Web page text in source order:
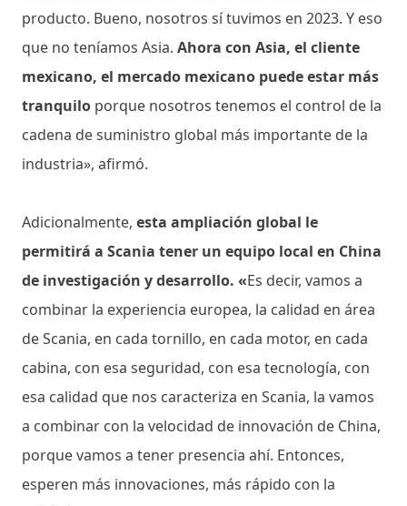
producto. Bueno, nosotros sí tuvimos en 2023. Y eso
que no teníamos Asia. Ahora con Asia, el cliente
mexicano, el mercado mexicano puede estar más
tranquilo porque nosotros tenemos el control de la
cadena de suministro global más importante de la
industria», afirmó.
Adicionalmente, esta ampliación global le
permitirá a Scania tener un equipo local en China
de investigación y desarrollo. «Es decir, vamos a
combinar la experiencia europea, la calidad en área
de Scania, en cada tornillo, en cada motor, en cada
cabina, con esa seguridad, con esa tecnología, con
esa calidad que nos caracteriza en Scania, la vamos
a combinar con la velocidad de innovación de China,
porque vamos a tener presencia ahí. Entonces,
esperen más innovaciones, más rápido con la